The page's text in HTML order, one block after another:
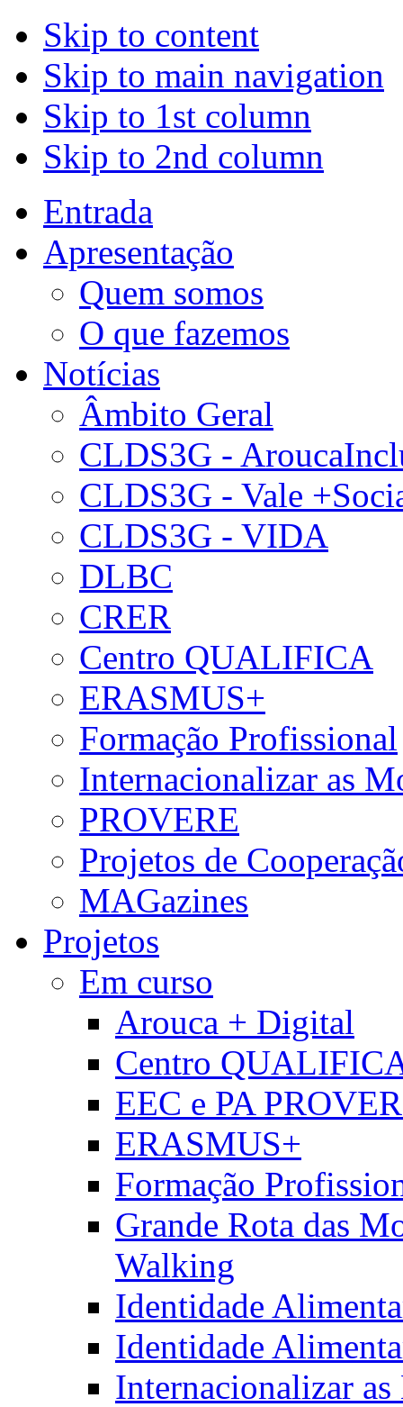
Skip to content
Skip to main navigation
Skip to 1st column
Skip to 2nd column
Entrada
Apresentação
Quem somos
O que fazemos
Notícias
Âmbito Geral
CLDS3G -
CLDS3G - Vale
CLDS3G - VIDA
DLBC
CRER
Centro QUALIFICA
ERASMUS+
Formação Profissional
Internacionalizar as
PROVERE
Projetos de
MAGazines
Projetos
Em curso
Arouca + Digital
Centro
EEC e PA
ERASMUS+
Formação
Grande Rota das
Walking
Identidade
Identidade
Internacionalizar